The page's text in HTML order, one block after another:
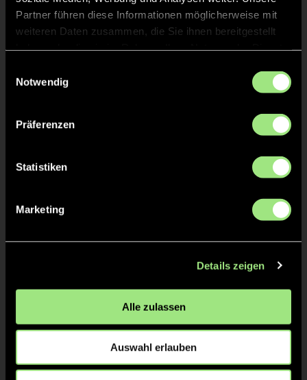
Partner führen diese Informationen möglicherweise mit
weiteren Daten zusammen, die Sie ihnen bereitgestellt
Notwendig
Präferenzen
Statistiken
Marketing
Details zeigen
Alle zulassen
Auswahl erlauben
Staff
TW = Torwart & ETW = Ersatztorwart, K = Kapitän
3/4